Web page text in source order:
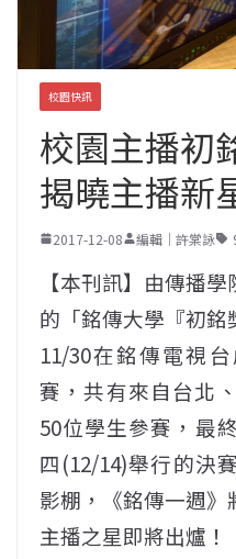
校園快訊
校園主播初
揭曉主播新
2017-12-08 編輯｜許棠詠
【本刊訊】由傳播
的「銘傳大學『初銘
11/30在銘傳電視
賽，共有來自台北
50位學生參賽，最
四(12/14)舉行的決
影棚，《銘傳一週
主播之星即將出爐！